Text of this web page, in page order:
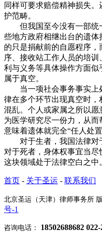
同样可要求赔偿精神损失
护范畴。
但我国至今没有一部统
些地方政府相继出台的遗
的只是捐献前的自愿程序
序、接收站工作人员的培
利与义务等具体操作方面
属于真空。
当一项社会事务事实上
律在多个环节出现真空时
混乱。个人或家属之所以
为医学研究尽一份力，从
意味着遗体就完全“任人处置
对于生者，我国法律对
对于死者，身体权事宜当
这块领域处于法律空白之中
首页 - 关于圣运 - 联系我们
北京圣运（天津）律师事务所
号-1
咨询电话： 18502688682